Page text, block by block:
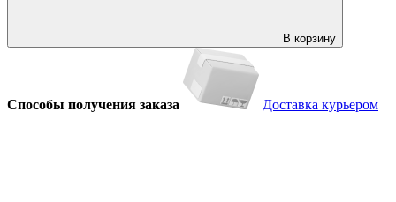
В корзину
Способы получения заказа Доставка курьером